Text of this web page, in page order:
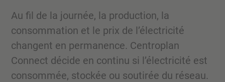
Au fil de la journée, la production, la
consommation et le prix de l’électricité
changent en permanence. Centroplan
Connect décide en continu si l’électricité est
consommée, stockée ou soutirée du réseau.